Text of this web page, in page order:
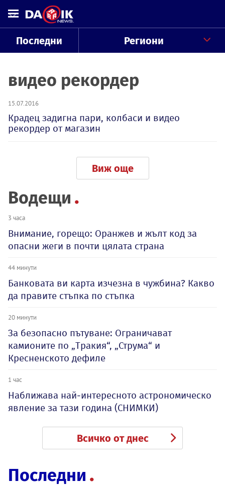
Последни Региони
видео рекордер
15.07.2016
Крадец задигна пари, колбаси и видео
рекордер от магазин
Виж още
Водещи
3 часа
Внимание, горещо: Оранжев и жълт код за
опасни жеги в почти цялата страна
44 минути
Банковата ви карта изчезна в чужбина? Какво
да правите стъпка по стъпка
20 минути
За безопасно пътуване: Ограничават
камионите по „Тракия“, „Струма“ и
Кресненското дефиле
1 час
Наближава най-интересното астрономическо
явление за тази година (СНИМКИ)
Всичко от днес
Последни